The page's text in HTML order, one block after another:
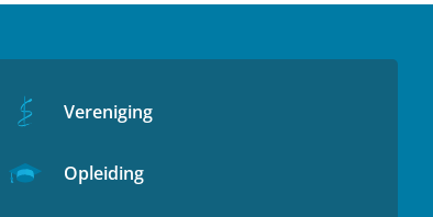
Vereniging
Opleiding